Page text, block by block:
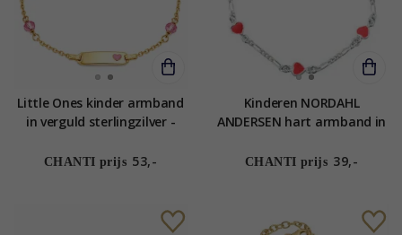
Little Ones kinder armband
in verguld sterlingzilver -
CHANTI prijs 53,-
Kinderen NORDAHL
ANDERSEN hart armband in
emaille
CHANTI prijs 39,-